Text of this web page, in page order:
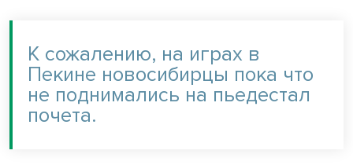
К сожалению, на играх в
Пекине новосибирцы пока что
не поднимались на пьедестал
почета.